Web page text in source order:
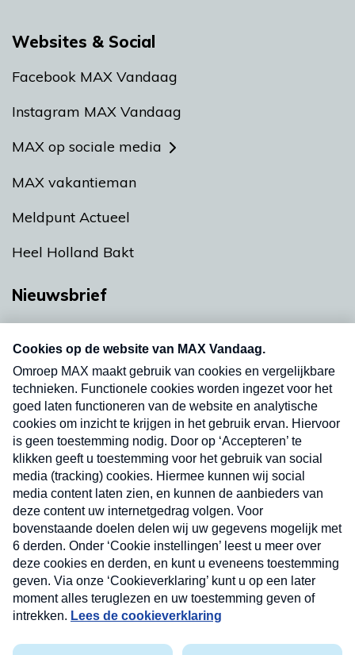
Websites & Social
Facebook MAX Vandaag
Instagram MAX Vandaag
MAX op sociale media
MAX vakantieman
Meldpunt Actueel
Heel Holland Bakt
Nieuwsbrief
nieuwsbrief. Elke vrijdag- en dinsdagochtend in
uw mailbox.
Verzend
Nieuwsbrief
Neem hier een gratis abonnement op onze
nieuwsbrief. Elke vrijdag- en dinsdagochtend in uw